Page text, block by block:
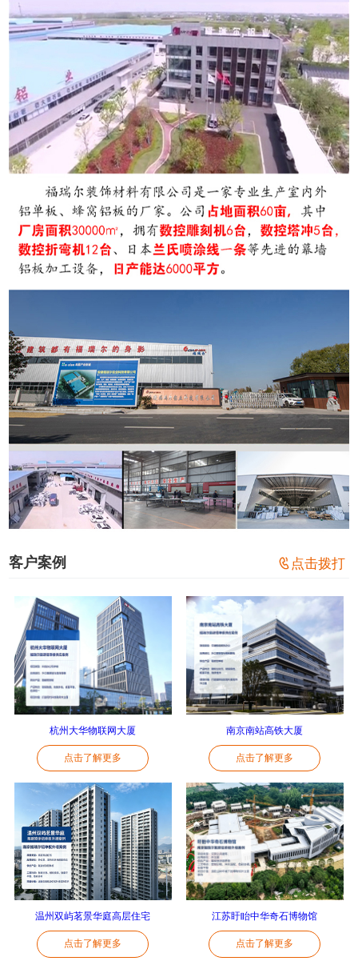
客户案例  点击拨打
杭州大华物联网大厦
点击了解更多
南京南站高铁大厦
点击了解更多
温州双屿茗景华庭高层住宅
点击了解更多
江苏盱眙中华奇石博物馆
点击了解更多